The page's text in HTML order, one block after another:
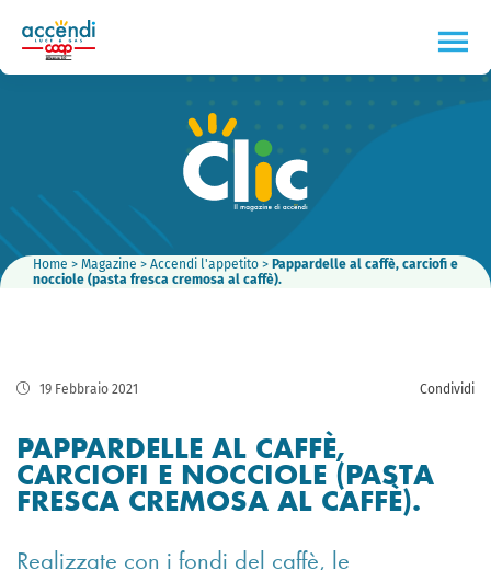
Home > Magazine > Accendi l'appetito > Pappardelle al caffè, carciofi e
nocciole (pasta fresca cremosa al caffè).
19 Febbraio 2021 Condividi
PAPPARDELLE AL CAFFÈ,
CARCIOFI E NOCCIOLE (PASTA
FRESCA CREMOSA AL CAFFÈ).
Realizzate con i fondi del caffè, le